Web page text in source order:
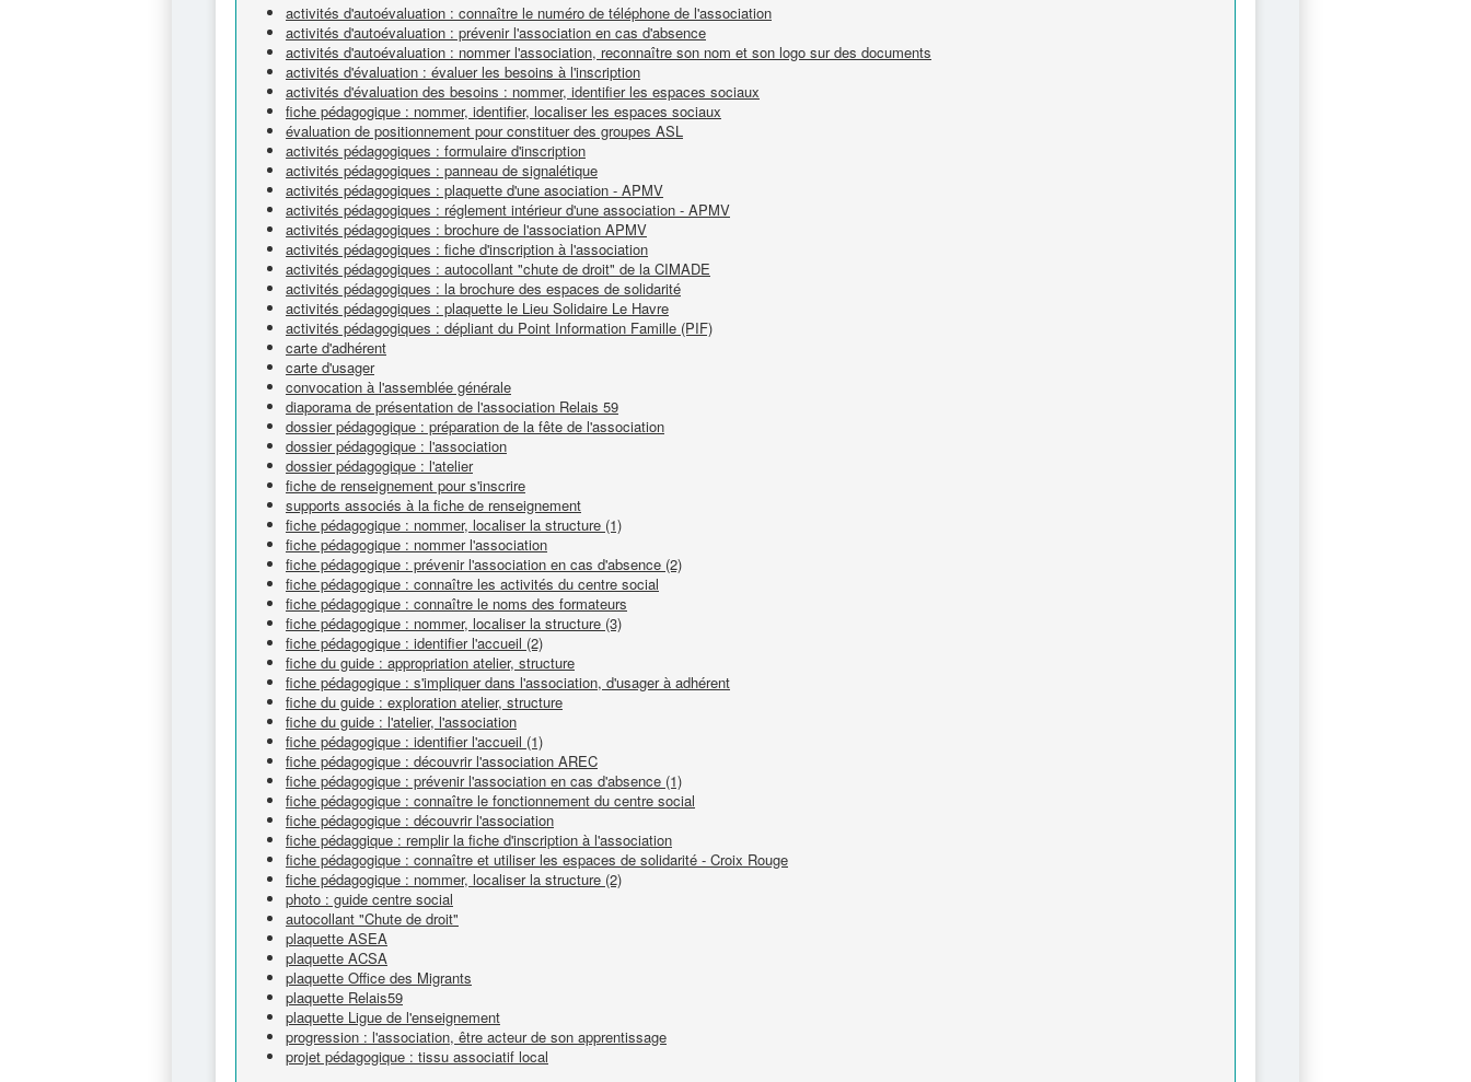
activités d'autoévaluation : connaître le numéro de téléphone de l'association
activités d'autoévaluation : prévenir l'association en cas d'absence
activités d'autoévaluation : nommer l'association, reconnaître son nom et son logo sur des documents
activités d'évaluation : évaluer les besoins à l'inscription
activités d'évaluation des besoins : nommer, identifier les espaces sociaux
fiche pédagogique : nommer, identifier, localiser les espaces sociaux
évaluation de positionnement pour constituer des groupes ASL
activités pédagogiques : formulaire d'inscription
activités pédagogiques : panneau de signalétique
activités pédagogiques : plaquette d'une asociation - APMV
activités pédagogiques : réglement intérieur d'une association - APMV
activités pédagogiques : brochure de l'association APMV
activités pédagogiques : fiche d'inscription à l'association
activités pédagogiques : autocollant "chute de droit" de la CIMADE
activités pédagogiques : la brochure des espaces de solidarité
activités pédagogiques : plaquette le Lieu Solidaire Le Havre
activités pédagogiques : dépliant du Point Information Famille (PIF)
carte d'adhérent
carte d'usager
convocation à l'assemblée générale
diaporama de présentation de l'association Relais 59
dossier pédagogique : préparation de la fête de l'association
dossier pédagogique : l'association
dossier pédagogique : l'atelier
fiche de renseignement pour s'inscrire
supports associés à la fiche de renseignement
fiche pédagogique : nommer, localiser la structure (1)
fiche pédagogique : nommer l'association
fiche pédagogique : prévenir l'association en cas d'absence (2)
fiche pédagogique : connaître les activités du centre social
fiche pédagogique : connaître le noms des formateurs
fiche pédagogique : nommer, localiser la structure (3)
fiche pédagogique : identifier l'accueil (2)
fiche du guide : appropriation atelier, structure
fiche pédagogique : s'impliquer dans l'association, d'usager à adhérent
fiche du guide : exploration atelier, structure
fiche du guide : l'atelier, l'association
fiche pédagogique : identifier l'accueil (1)
fiche pédagogique : découvrir l'association AREC
fiche pédagogique : prévenir l'association en cas d'absence (1)
fiche pédagogique : connaître le fonctionnement du centre social
fiche pédagogique : découvrir l'association
fiche pédaggique : remplir la fiche d'inscription à l'association
fiche pédagogique : connaître et utiliser les espaces de solidarité - Croix Rouge
fiche pédagogique : nommer, localiser la structure (2)
photo : guide centre social
autocollant "Chute de droit"
plaquette ASEA
plaquette ACSA
plaquette Office des Migrants
plaquette Relais59
plaquette Ligue de l'enseignement
progression : l'association, être acteur de son apprentissage
projet pédagogique : tissu associatif local